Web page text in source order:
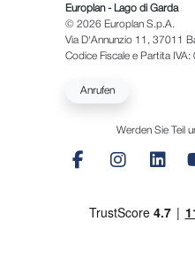
Europlan - Lago di Garda
© 2026 Europlan S.p.A.
Via D'Annunzio 11, 37011
Codice Fiscale e Partita
Anrufen
Werden Sie Teil